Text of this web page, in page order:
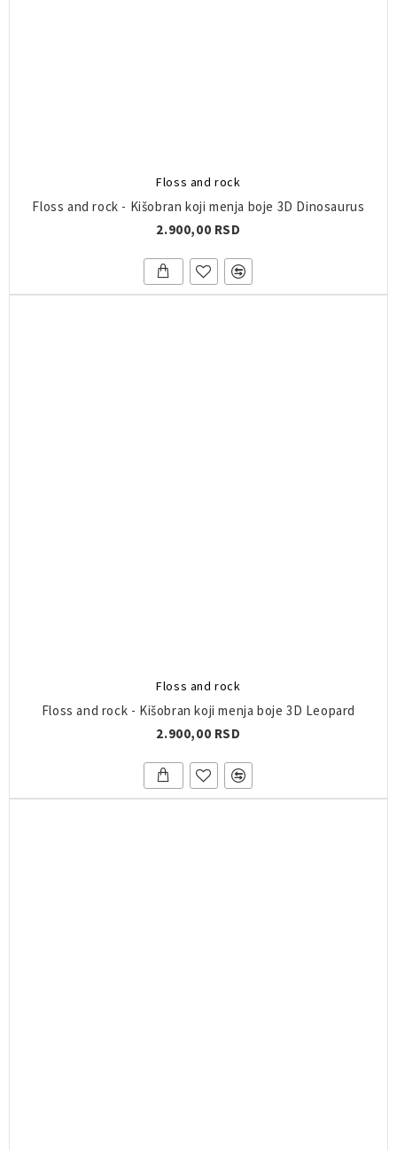
Floss and rock
Floss and rock - Kišobran koji menja boje 3D Dinosaurus
2.900,00 RSD
Floss and rock
Floss and rock - Kišobran koji menja boje 3D Leopard
2.900,00 RSD